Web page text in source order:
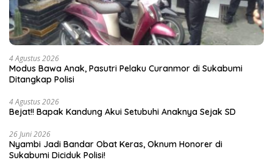
4 Agustus 2026
Modus Bawa Anak, Pasutri Pelaku Curanmor di Sukabumi
Ditangkap Polisi
4 Agustus 2026
Bejat!! Bapak Kandung Akui Setubuhi Anaknya Sejak SD
26 Juni 2026
Nyambi Jadi Bandar Obat Keras, Oknum Honorer di
Sukabumi Diciduk Polisi!